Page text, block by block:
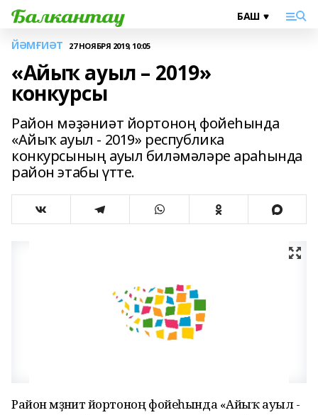
ЙӘМҒИӘТ 27 НОЯБРЯ 2019, 10:05
«Айыҡ ауыл – 2019»
конкурсы
Район мәҙәниәт йортоноң фойеһында
«Айыҡ ауыл - 2019» республика
конкурсының ауыл биләмәләре араһында
район этабы үтте.
Район мәҙәниәт йортоноң фойеһында «Айыҡ ауыл -